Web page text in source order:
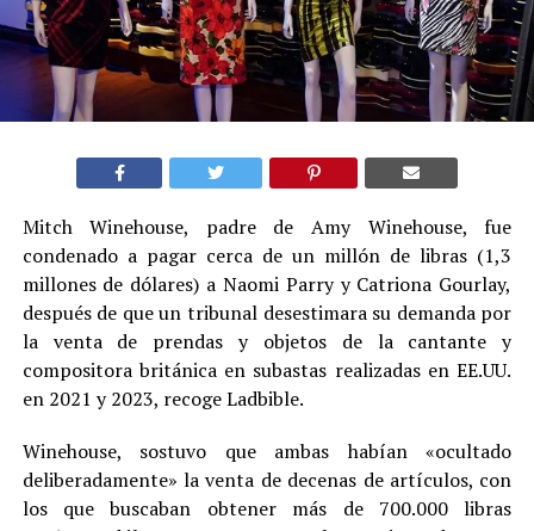
Mitch Winehouse, padre de Amy Winehouse, fue
condenado a pagar cerca de un millón de libras (1,3
millones de dólares) a Naomi Parry y Catriona Gourlay,
después de que un tribunal desestimara su demanda por
la venta de prendas y objetos de la cantante y
compositora británica en subastas realizadas en EE.UU.
en 2021 y 2023, recoge Ladbible.
Winehouse, sostuvo que ambas habían «ocultado
deliberadamente» la venta de decenas de artículos, con
los que buscaban obtener más de 700.000 libras